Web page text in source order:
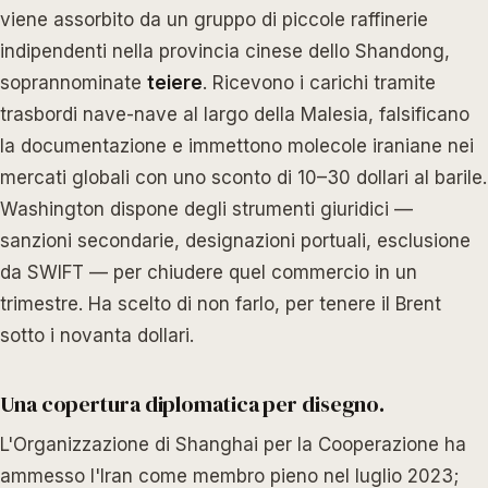
viene assorbito da un gruppo di piccole raffinerie
indipendenti nella provincia cinese dello Shandong,
soprannominate teiere. Ricevono i carichi tramite
trasbordi nave-nave al largo della Malesia, falsificano
la documentazione e immettono molecole iraniane nei
mercati globali con uno sconto di 10–30 dollari al barile.
Washington dispone degli strumenti giuridici —
sanzioni secondarie, designazioni portuali, esclusione
da SWIFT — per chiudere quel commercio in un
trimestre. Ha scelto di non farlo, per tenere il Brent
sotto i novanta dollari.
Una copertura diplomatica per disegno.
L'Organizzazione di Shanghai per la Cooperazione ha
ammesso l'Iran come membro pieno nel luglio 2023;